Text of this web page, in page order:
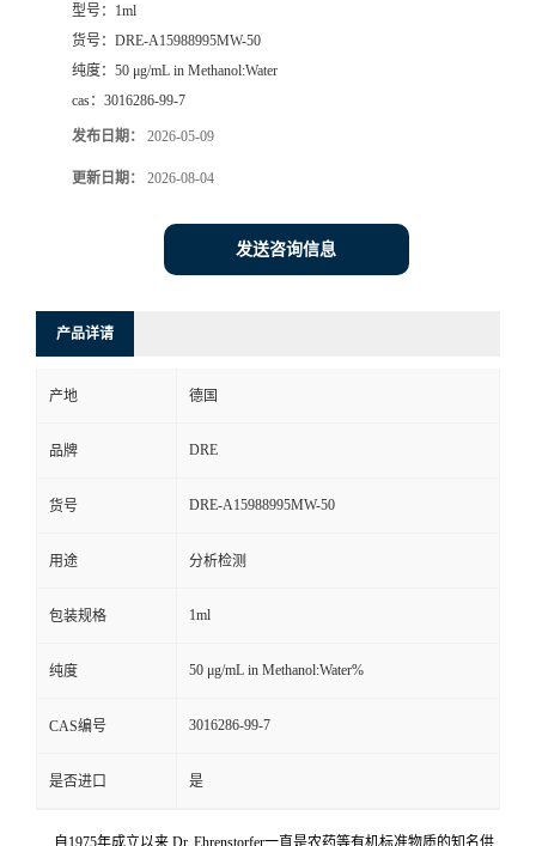
型号： 1ml
货号： DRE-A15988995MW-50
纯度： 50 μg/mL in Methanol:Water
cas： 3016286-99-7
发布日期： 2026-05-09
更新日期： 2026-08-04
发送咨询信息
产品详请
产地 德国
品牌 DRE
货号 DRE-A15988995MW-50
用途 分析检测
包装规格 1ml
纯度 50 μg/mL in Methanol:Water%
CAS编号 3016286-99-7
是否进口 是
自1975年成立以来,Dr. Ehrenstorfer一直是农药等有机标准物质的知名供